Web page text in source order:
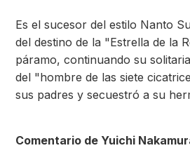
Es el sucesor del estilo Nanto
del destino de la "Estrella de la
páramo, continuando su
del "hombre de las siete
sus padres y secuestró a su
Comentario de Yuichi